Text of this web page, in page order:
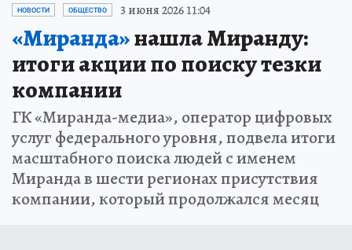
НОВОСТИ ОБЩЕСТВО 3 июня 2026 11:04
«Миранда»нашла Миранду:
итоги акции по поиску тезки
компании
ГК «Миранда-медиа», оператор цифровых
услуг федерального уровня, подвела итоги
масштабного поиска людей с именем
Миранда в шести регионах присутствия
компании, который продолжался месяц